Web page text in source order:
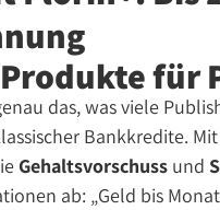
für
das, was viele
Bankkredite. Mit
Gehaltsvorschuss und
ab: „Geld bis